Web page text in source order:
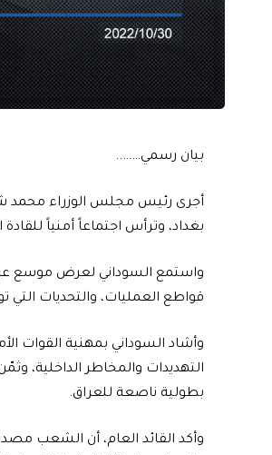
بيان رسمي……..
أجرى رئيس مجلس الوزراء محمد
بغداد، وترأس اجتماعاً أمنياً
واستمع السوداني لعرض موسع عن
قواطع العمليات، والتحديات التي
وأشاد السوداني بمهنية القوات
التهديدات والمخاطر الداخلية،
بطولية ناصعة للعراق.
وأكد القائد العام، أن الشعب